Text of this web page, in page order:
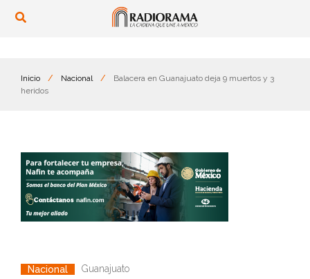
Inicio / Nacional /
Balacera en Guanajuato deja 9 muertos y 3
heridos
Nacional Guanajuato